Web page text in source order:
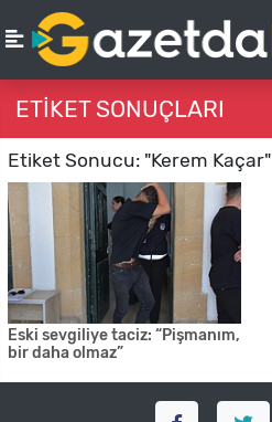
ETIKET SONUÇLARI
Etiket Sonucu: "Kerem Kaçar"
Eski sevgiliye taciz: “Pişmanım,
bir daha olmaz”